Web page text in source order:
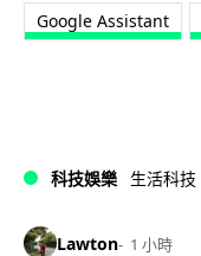
Google Assistant
科技娛樂 生活科技
Lawton 1 小時